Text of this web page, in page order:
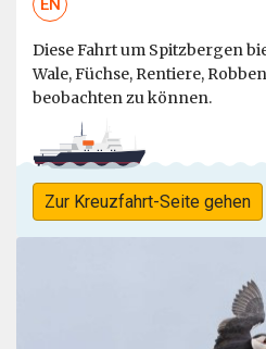
Diese Fahrt um Spitzbergen
Wale, Füchse, Rentiere,
beobachten zu können.
Zur Kreuzfahrt-Seite gehen